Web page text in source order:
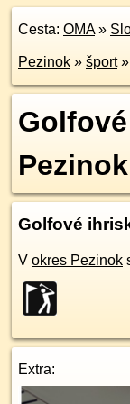
Cesta: OMA»
Pezinok » šport»
Pezinok
Golfové
V okres Pezinok
Extra: